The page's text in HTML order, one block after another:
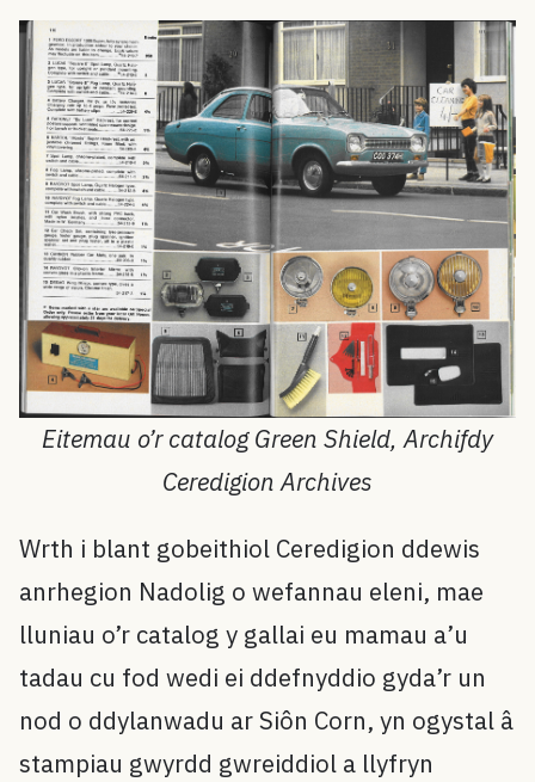
Eitemau o’r catalog Green Shield, Archifdy
Ceredigion Archives
Wrth i blant gobeithiol Ceredigion ddewis
anrhegion Nadolig o wefannau eleni, mae
lluniau o’r catalog y gallai eu mamau a’u
tadau cu fod wedi ei ddefnyddio gyda’r un
nod o ddylanwadu ar Siôn Corn, yn ogystal â
stampiau gwyrdd gwreiddiol a llyfryn